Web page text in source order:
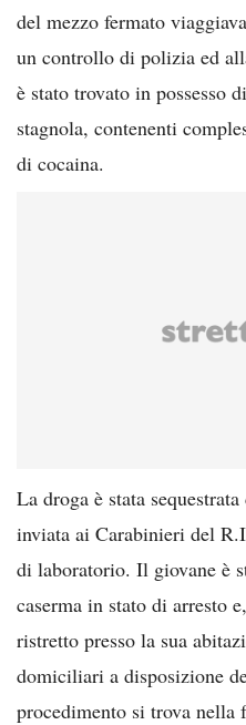
del mezzo fermato
un controllo di polizia ed
è stato trovato in possesso
stagnola, contenenti
di cocaina.
La droga è stata
inviata ai Carabinieri del
di laboratorio. Il giovane è
caserma in stato di arresto
ristretto presso la sua
domiciliari a disposizione
procedimento si trova nella